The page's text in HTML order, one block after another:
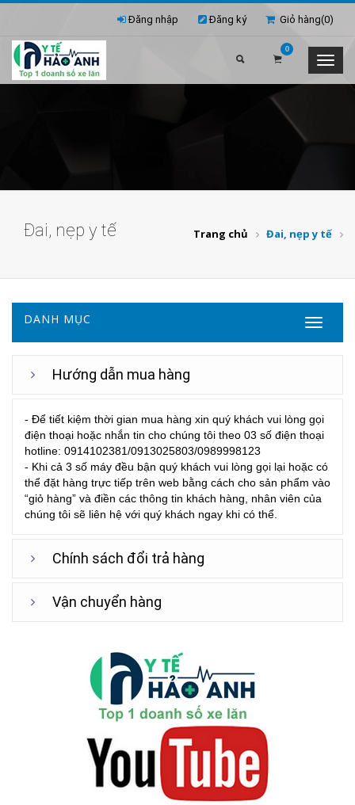
Giỏ hàng(0)
Đăng nhập Đăng ký
0
Đai, nẹp y tế Trang chủ Đai, nẹp y tế
DANH MỤC
Hướng dẫn mua hàng
- Để tiết kiệm thời gian mua hàng xin quý khách vui lòng gọi
điện thoại hoặc nhắn tin cho chúng tôi theo 03 số điện thoại
hotline: 0914102381/0913025803/0989998123
- Khi cả 3 số máy đều bận quý khách vui lòng gọi lại hoặc có
thể đặt hàng trực tiếp trên web bằng cách cho sản phẩm vào
“giỏ hàng” và điền các thông tin khách hàng, nhân viên của
chúng tôi sẽ liên hệ với quý khách ngay khi có thể.
Chính sách đổi trả hàng
Vận chuyển hàng